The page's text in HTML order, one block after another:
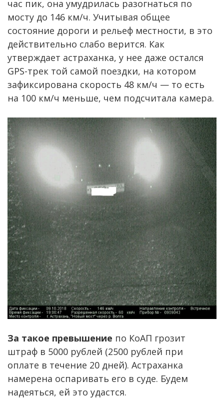
час пик, она умудрилась разогнаться по
мосту до 146 км/ч. Учитывая общее
состояние дороги и рельеф местности, в это
действительно слабо верится. Как
утверждает астраханка, у нее даже остался
GPS-трек той самой поездки, на котором
зафиксирована скорость 48 км/ч — то есть
на 100 км/ч меньше, чем подсчитала камера.
За такое превышение по КоАП грозит
штраф в 5000 рублей (2500 рублей при
оплате в течение 20 дней). Астраханка
намерена оспаривать его в суде. Будем
надеяться, ей это удастся.